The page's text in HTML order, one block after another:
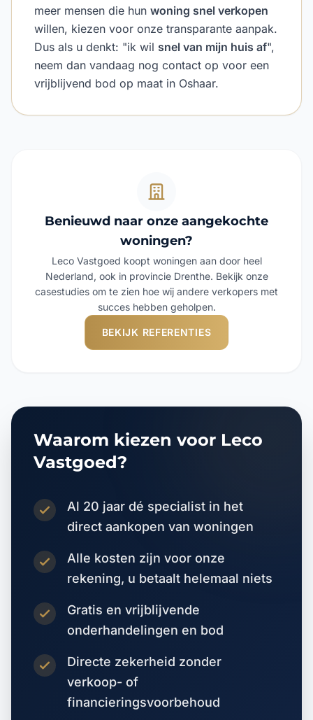
meer mensen die hun woning snel verkopen
willen, kiezen voor onze transparante aanpak.
Dus als u denkt: "ik wil snel van mijn huis af",
neem dan vandaag nog contact op voor een
vrijblijvend bod op maat in Oshaar.
Benieuwd naar onze aangekochte
woningen?
Leco Vastgoed koopt woningen aan door heel
Nederland, ook in provincie Drenthe. Bekijk onze
casestudies om te zien hoe wij andere verkopers met
succes hebben geholpen.
BEKIJK REFERENTIES
Waarom kiezen voor Leco
Vastgoed?
Al 20 jaar dé specialist in het
direct aankopen van woningen
Alle kosten zijn voor onze
rekening, u betaalt helemaal niets
Gratis en vrijblijvende
onderhandelingen en bod
Directe zekerheid zonder
verkoop- of
financieringsvoorbehoud